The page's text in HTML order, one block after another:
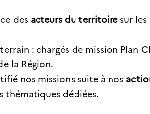
des acteurs du territoiresur les
: chargés de mission Plan
la Région.
nos missions suite à nos
thématiques dédiées.